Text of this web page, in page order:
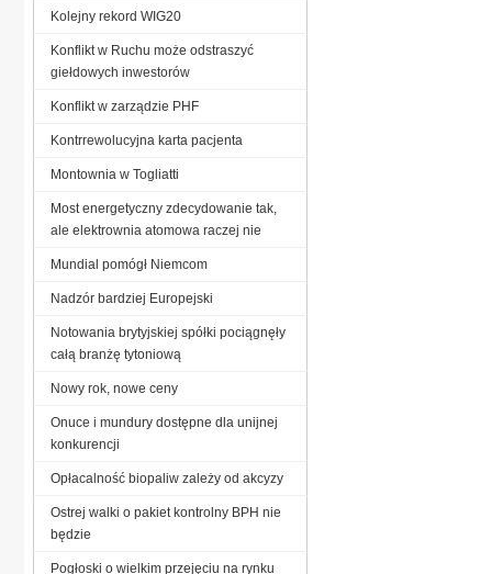
Kolejny rekord WIG20
Konflikt w Ruchu może odstraszyć
giełdowych inwestorów
Konflikt w zarządzie PHF
Kontrrewolucyjna karta pacjenta
Montownia w Togliatti
Most energetyczny zdecydowanie tak,
ale elektrownia atomowa raczej nie
Mundial pomógł Niemcom
Nadzór bardziej Europejski
Notowania brytyjskiej spółki pociągnęły
całą branżę tytoniową
Nowy rok, nowe ceny
Onuce i mundury dostępne dla unijnej
konkurencji
Opłacalność biopaliw zależy od akcyzy
Ostrej walki o pakiet kontrolny BPH nie
będzie
Pogłoski o wielkim przejęciu na rynku